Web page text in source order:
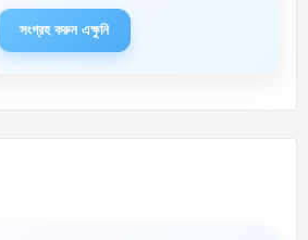
সংগ্রহ করুন এক্ষুনি